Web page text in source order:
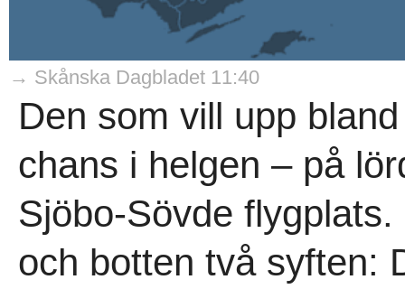
→ Skånska Dagbladet 11:40
Den som vill upp
chans i helgen – på
Sjöbo-Sövde
och botten två syften: